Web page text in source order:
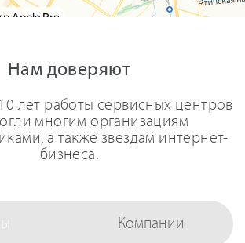
Нам доверяют
лет работы сервисных центров
многим организациям
а также звездам интернет-
бизнеса.
Компании